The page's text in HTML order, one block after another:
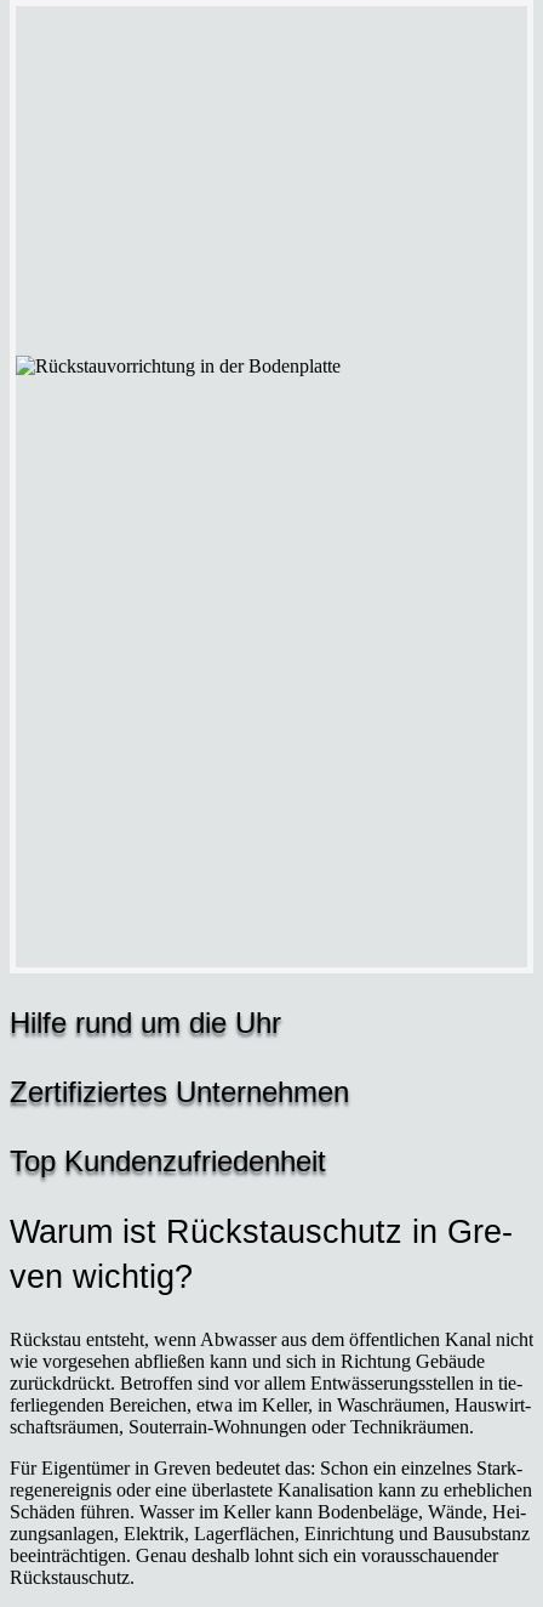
Hil­fe rund um die Uhr
Zer­ti­fi­zier­tes Unter­neh­men
Top Kun­den­zu­frie­den­heit
War­um ist Rückstau­schutz in Gre­
ven wich­tig?
Rück­stau ent­steht, wenn Abwas­ser aus dem öffent­li­chen Kanal nicht
wie vor­ge­se­hen abflie­ßen kann und sich in Rich­tung Gebäu­de
zurück­drückt. Betrof­fen sind vor allem Ent­wäs­se­rungs­stel­len in tie­
fer­lie­gen­den Berei­chen, etwa im Kel­ler, in Wasch­räu­men, Haus­wirt­
schafts­räu­men, Sou­­ter­rain-Woh­nun­­gen oder Tech­nik­räu­men.
Für Eigen­tü­mer in Gre­ven bedeu­tet das: Schon ein ein­zel­nes Stark­
re­gen­er­eig­nis oder eine über­las­te­te Kana­li­sa­ti­on kann zu erheb­li­chen
Schä­den füh­ren. Was­ser im Kel­ler kann Boden­be­lä­ge, Wän­de, Hei­
zungs­an­la­gen, Elek­trik, Lager­flä­chen, Ein­rich­tung und Bau­sub­stanz
beein­träch­ti­gen. Genau des­halb lohnt sich ein vor­aus­schau­en­der
Rückstau­schutz.